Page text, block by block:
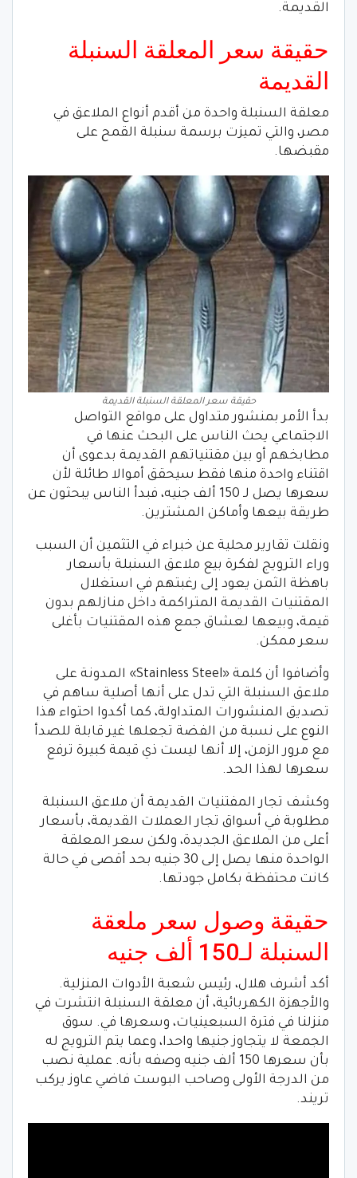
القديمة.
حقيقة سعر المعلقة السنبلة
القديمة
معلقة السنبلة واحدة من أقدم أنواع الملاعق في
مصر، والتي تميزت برسمة سنبلة القمح على
مقبضها.
حقيقة سعر المعلقة السنبلة القديمة
بدأ الأمر بمنشور متداول على مواقع التواصل
الاجتماعي يحث الناس على البحث عنها في
مطابخهم أو بين مقتنياتهم القديمة بدعوى أن
اقتناء واحدة منها فقط سيحقق أموالا طائلة لأن
سعرها يصل لـ 150 ألف جنيه، فبدأ الناس يبحثون عن
طريقة بيعها وأماكن المشترين.
ونقلت تقارير محلية عن خبراء في التثمين أن السبب
وراء الترويج لفكرة بيع ملاعق السنبلة بأسعار
باهظة الثمن يعود إلى رغبتهم في استغلال
المقتنيات القديمة المتراكمة داخل منازلهم بدون
قيمة، وبيعها لعشاق جمع هذه المقتنيات بأغلى
سعر ممكن.
وأضافوا أن كلمة «Stainless Steel» المدونة على
ملاعق السنبلة التي تدل على أنها أصلية ساهم في
تصديق المنشورات المتداولة، كما أكدوا احتواء هذا
النوع على نسبة من الفضة تجعلها غير قابلة للصدأ
مع مرور الزمن، إلا أنها ليست ذي قيمة كبيرة ترفع
سعرها لهذا الحد.
وكشف تجار المفتنيات القديمة أن ملاعق السنبلة
مطلوبة في أسواق تجار العملات القديمة، بأسعار
أعلى من الملاعق الجديدة، ولكن سعر المعلقة
الواحدة منها يصل إلى 30 جنيه بحد أقصى في حالة
كانت محتفظة بكامل جودتها.
حقيقة وصول سعر ملعقة
السنبلة لـ150 ألف جنيه
أكد أشرف هلال، رئيس شعبة الأدوات المنزلية.
والأجهزة الكهربائية، أن معلقة السنبلة انتشرت في
منزلنا في فترة السبعينيات، وسعرها في. سوق
الجمعة لا يتجاوز جنيها واحدا، وعما يتم الترويج له
بأن سعرها 150 ألف جنيه وصفه بأنه. عملية نصب
من الدرجة الأولى وصاحب البوست فاضي عاوز يركب
تريند.